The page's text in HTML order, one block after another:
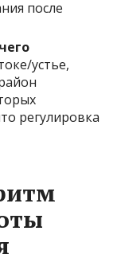
после
устье,
регулировка